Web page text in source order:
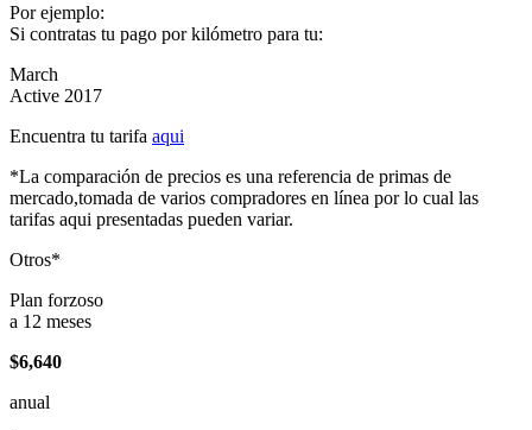
Por ejemplo:
Si contratas tu pago por kilómetro para tu:
March
Active 2017
Encuentra tu tarifa aqui
*La comparación de precios es una referencia de primas de
mercado,tomada de varios compradores en línea por lo cual las
tarifas aqui presentadas pueden variar.
Otros*
Plan forzoso
a 12 meses
$6,640
anual